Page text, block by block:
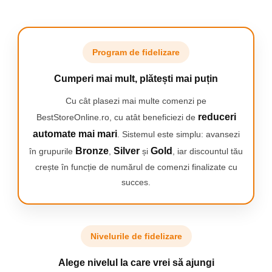
Personalizeaza-ti curatarea cu 2 niveluri de intensitate
Pentru a te ajuta sa ai cea mai buna grija de dinti si gingii, Philips
Sonicare 5300 dispune de 2 niveluri de intensitate. Indiferent
daca preferi o putere de curatare sporita cu setarea ridicata sau
preferi o curatare delicata, dar temeinica, cu setarea scazuta,
aceasta periuta de dinti o asigura.
Program de fidelizare
Cumperi mai mult, plătești mai puțin
Cu cât plasezi mai multe comenzi pe
BestStoreOnline.ro, cu atât beneficiezi de reduceri
automate mai mari. Sistemul este simplu: avansezi
în grupurile Bronze Silver și Gold
, iar discountul tău
crește în funcție de numărul de comenzi finalizate cu
succes.
Nivelurile de fidelizare
Alege nivelul la care vrei să ajungi